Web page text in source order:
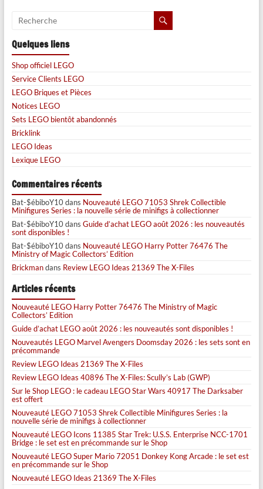
Quelques liens
Shop officiel LEGO
Service Clients LEGO
LEGO Briques et Pièces
Notices LEGO
Sets LEGO bientôt abandonnés
Bricklink
LEGO Ideas
Lexique LEGO
Commentaires récents
Bat-$ébiboY10dans Nouveauté LEGO 71053 Shrek Collectible
Minifigures Series : la nouvelle série de minifigs à collectionner
Bat-$ébiboY10dans Guide d’achat LEGO août 2026 : les nouveautés
sont disponibles !
Bat-$ébiboY10dans Nouveauté LEGO Harry Potter 76476 The
Ministry of Magic Collectors’ Edition
Brickmandans Review LEGO Ideas 21369 The X-Files
Articles récents
Nouveauté LEGO Harry Potter 76476 The Ministry of Magic
Collectors’ Edition
Guide d’achat LEGO août 2026 : les nouveautés sont disponibles !
Nouveautés LEGO Marvel Avengers Doomsday 2026 : les sets sont en
précommande
Review LEGO Ideas 21369 The X-Files
Review LEGO Ideas 40896 The X-Files: Scully’s Lab (GWP)
Sur le Shop LEGO : le cadeau LEGO Star Wars 40917 The Darksaber
est offert
Nouveauté LEGO 71053 Shrek Collectible Minifigures Series : la
nouvelle série de minifigs à collectionner
Nouveauté LEGO Icons 11385 Star Trek: U.S.S. Enterprise NCC-1701
Bridge : le set est en précommande sur le Shop
Nouveauté LEGO Super Mario 72051 Donkey Kong Arcade : le set est
en précommande sur le Shop
Nouveauté LEGO Ideas 21369 The X-Files